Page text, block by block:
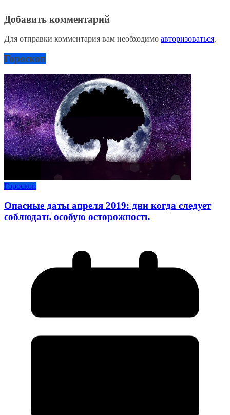
Добавить комментарий
Для отправки комментария вам необходимо авторизоваться.
Гороскоп
Гороскоп
Опасные даты апреля 2019: дни когда следует
соблюдать особую осторожность